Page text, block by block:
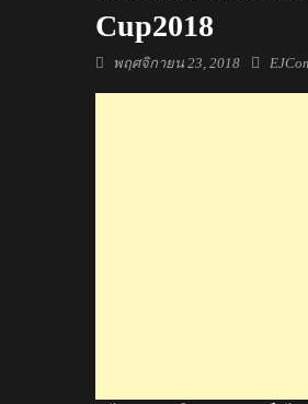
Cup2018
Posted
พฤศจิกายน 23, 2018